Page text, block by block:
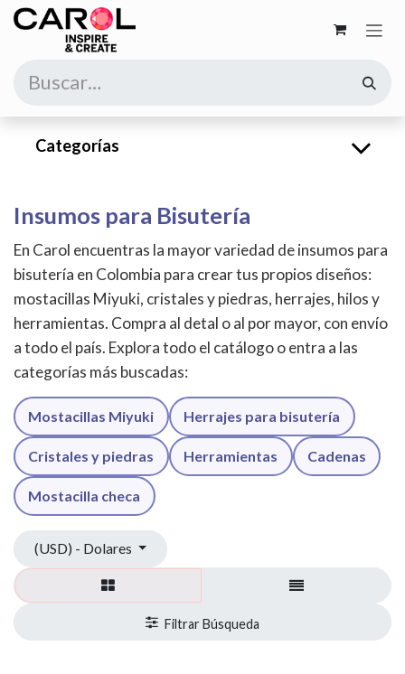
Ir al contenido
Categorías
Insumos para Bisutería
En Carol encuentras la mayor variedad de insumos para
bisutería en Colombia para crear tus propios diseños:
mostacillas Miyuki, cristales y piedras, herrajes, hilos y
herramientas. Compra al detal o al por mayor, con envío
a todo el país. Explora todo el catálogo o entra a las
categorías más buscadas:
Mostacillas Miyuki Herrajes para bisutería
Cristales y piedras Herramientas Cadenas
Mostacilla checa
(USD) - Dolares